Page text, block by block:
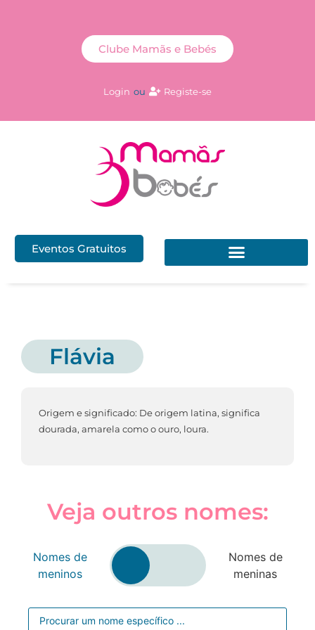
Login ou Registe-se
Clube Mamãs e Bebés
Eventos Gratuitos
Flávia
Origem e significado: De origem latina, significa
dourada, amarela como o ouro, loura.
Veja outros nomes:
Nomes de
meninos
Nomes de
meninas